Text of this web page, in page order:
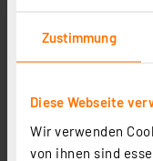
Zustimmung
Diese Webseite
Wir verwenden
von ihnen sind
ENOVALITE 18-W-
2070 lm, 115 lm/W,